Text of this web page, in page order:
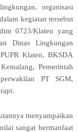
organisasi
kegiatan tersebut
0723/Klaten yang
Dinas Lingkungan
Klaten, BKSDA
Pemerintah
PT SGM,
menyampaikan
sangat bermanfaat